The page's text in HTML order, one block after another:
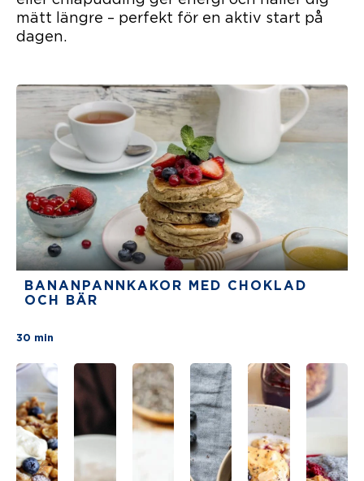
3
5 minThe average star rating for this recipe is 3 stars
mätt längre – perfekt för en aktiv start på
dagen.
BANANPANNKAKOR MED CHOKLAD
OCH BÄR
30 min